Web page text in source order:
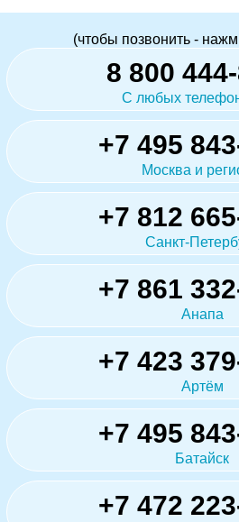
(чтобы позвонить -
8 800
С любых
+7 495
Москва и
+7 812
Санкт-
+7 861
Анапа
+7 423
Артём
+7 495
Батайск
+7 472